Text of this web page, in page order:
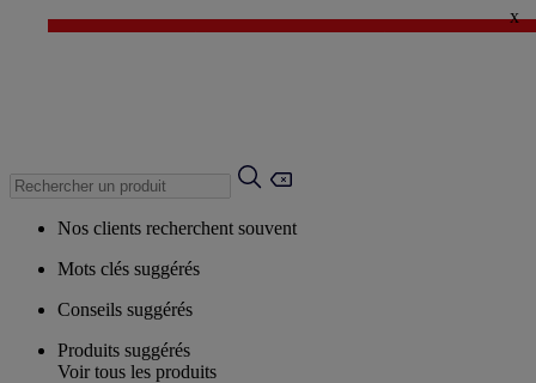
✨ LAST DAYS : Jusqu'à -60%* ✨
x
Nos clients recherchent souvent
Mots clés suggérés
Conseils suggérés
Produits suggérés
Voir tous les produits